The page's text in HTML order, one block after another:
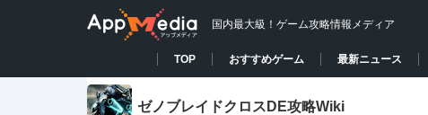
国内最大級！ゲーム攻略情報メディア
TOP おすすめゲーム 最新ニュース
ゼノブレイドクロスDE攻略Wiki